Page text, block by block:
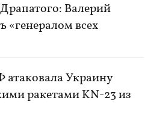
Валерий
«генералом всех
Украину
ракетами KN-23 из